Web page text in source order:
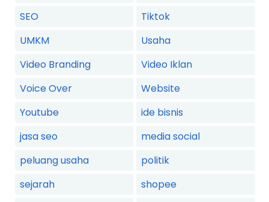
SEO
Tiktok
UMKM
Usaha
Video Branding
Video Iklan
Voice Over
Website
Youtube
ide bisnis
jasa seo
media social
peluang usaha
politik
sejarah
shopee